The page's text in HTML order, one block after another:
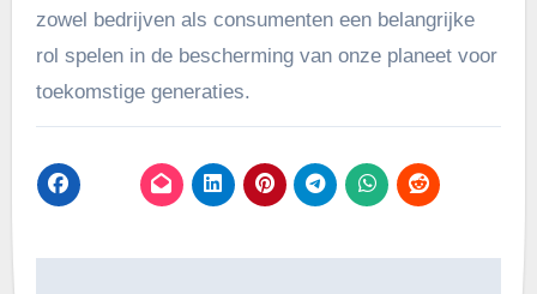
zowel bedrijven als consumenten een belangrijke
rol spelen in de bescherming van onze planeet voor
toekomstige generaties.